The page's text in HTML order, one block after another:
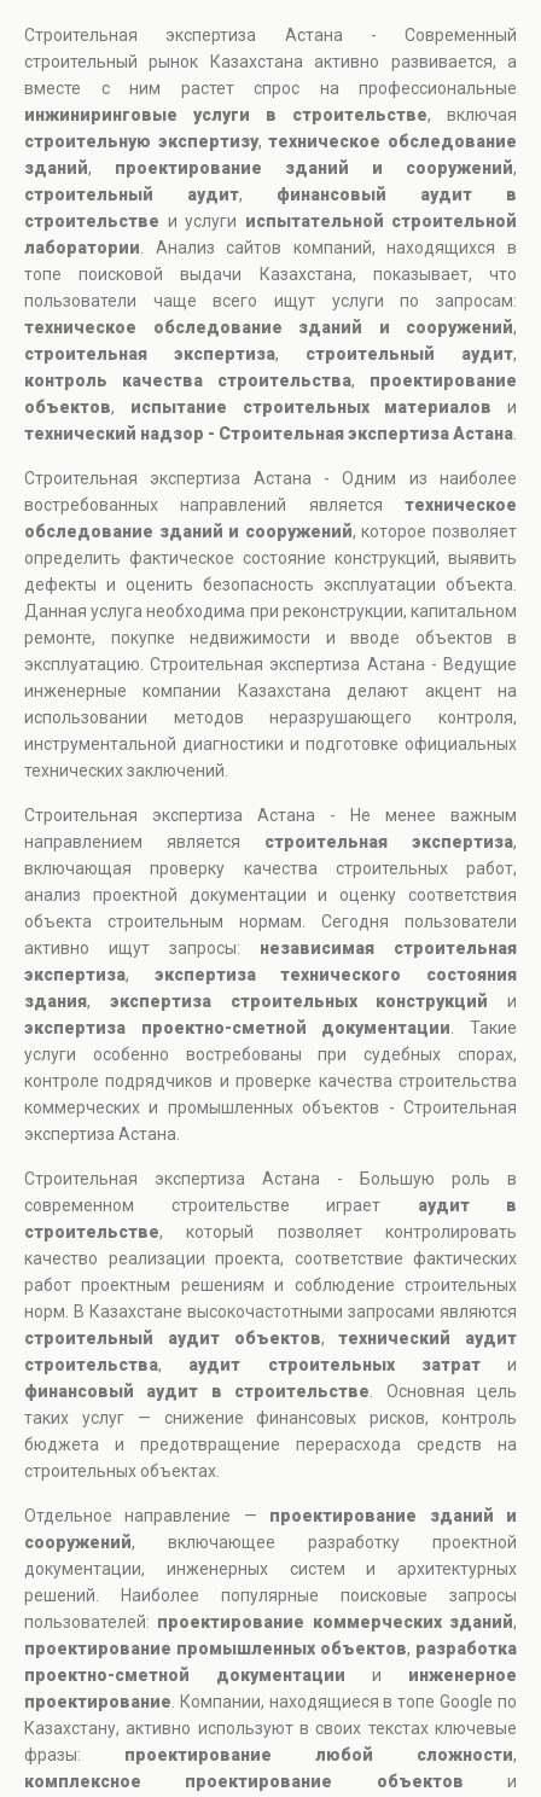
Строительная экспертиза Астана - Современный
строительный рынок Казахстана активно развивается, а
вместе с ним растет спрос на профессиональные
инжиниринговые услуги в строительстве, включая
строительную экспертизу,техническое обследование
зданий, проектирование зданий и сооружений,
строительный аудит, финансовый аудит в
строительстве и услуги испытательной строительной
лаборатории . Анализ сайтов компаний, находящихся в
топе поисковой выдачи Казахстана, показывает, что
пользователи чаще всего ищут услуги по запросам:
техническое обследование зданий и сооружений,
строительная экспертиза, строительный аудит,
контроль качества строительства, проектирование
объектов, испытание строительных материалов и
технический надзор - Строительная экспертиза Астана
Строительная экспертиза Астана - Одним из наиболее
востребованных направлений является техническое
обследование зданий и сооружений, которое позволяет
определить фактическое состояние конструкций, выявить
дефекты и оценить безопасность эксплуатации объекта.
Данная услуга необходима при реконструкции, капитальном
ремонте, покупке недвижимости и вводе объектов в
эксплуатацию. Строительная экспертиза Астана - Ведущие
инженерные компании Казахстана делают акцент на
использовании методов неразрушающего контроля,
инструментальной диагностики и подготовке официальных
технических заключений.
Строительная экспертиза Астана - Не менее важным
направлением является строительная экспертиза,
включающая проверку качества строительных работ,
анализ проектной документации и оценку соответствия
объекта строительным нормам. Сегодня пользователи
активно ищут запросы: независимая строительная
экспертиза, экспертиза технического состояния
здания, экспертиза строительных конструкций и
экспертиза проектно-сметной документации . Такие
услуги особенно востребованы при судебных спорах,
контроле подрядчиков и проверке качества строительства
коммерческих и промышленных объектов - Строительная
экспертиза Астана.
Строительная экспертиза Астана - Большую роль в
современном строительстве играет аудит в
строительстве, который позволяет контролировать
качество реализации проекта, соответствие фактических
работ проектным решениям и соблюдение строительных
норм. В Казахстане высокочастотными запросами являются
строительный аудит объектов,технический аудит
строительства, аудит строительных затрати
финансовый аудит в строительстве . Основная цель
таких услуг — снижение финансовых рисков, контроль
бюджета и предотвращение перерасхода средств на
строительных объектах.
Отдельное направление — проектирование зданий и
сооружений, включающее разработку проектной
документации, инженерных систем и архитектурных
решений. Наиболее популярные поисковые запросы
пользователей: проектирование коммерческих зданий,
проектирование промышленных объектов, разработка
проектно-сметной документации и инженерное
проектирование . Компании, находящиеся в топе Google по
Казахстану, активно используют в своих текстах ключевые
фразы: проектирование любой сложности,
комплексное проектирование объектов и